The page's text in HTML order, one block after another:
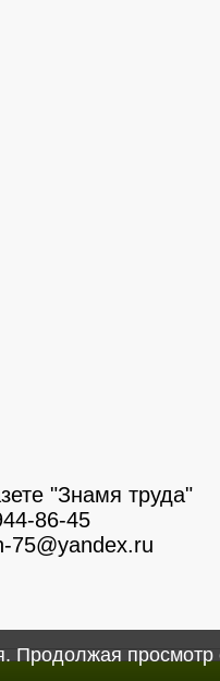
"Знамя труда"
944-86-45
Продолжая просмотр